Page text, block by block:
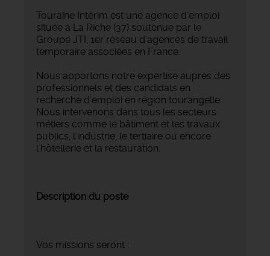
Touraine Intérim est une agence d'emploi
située à La Riche (37) soutenue par le
Groupe JTI, 1er réseau d'agences de travail
temporaire associées en France.
Nous apportons notre expertise auprès des
professionnels et des candidats en
recherche d'emploi en région tourangelle.
Nous intervenons dans tous les secteurs
métiers comme le bâtiment et les travaux
publics, l'industrie, le tertiaire ou encore
l'hôtellerie et la restauration.
Description du poste
Vos missions seront :